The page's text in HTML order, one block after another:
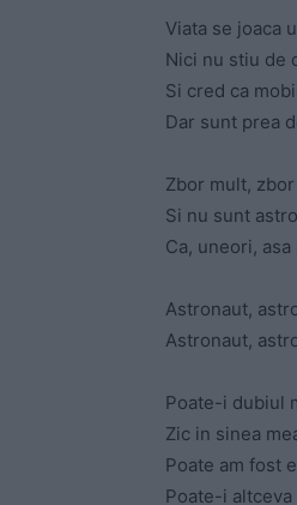
Viata se joaca
Nici nu stiu de
Si cred ca
Dar sunt prea
Zbor mult,
Si nu sunt
Ca, uneori, asa
Astronaut,
Astronaut,
Poate-i dubiul
Zic in sinea
Poate am fost
Poate-i altceva